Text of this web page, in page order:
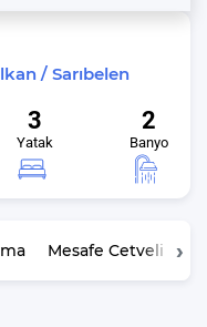
/ Sarıbelen
3
Yatak
2
Banyo
Mesafe Cetveli